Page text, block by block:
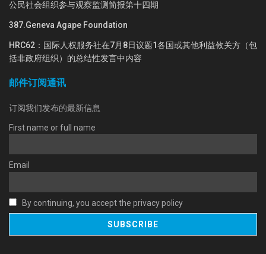
公民社会组织参与观察监测简报第十四期
387.Geneva Agape Foundation
HRC62：国际人权服务社在7月8日议题1各国或其他利益攸关方（包
括非政府组织）的总结性发言中内容
邮件订阅通讯
订阅我们发布的最新信息
First name or full name
Email
By continuing, you accept the privacy policy